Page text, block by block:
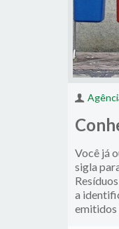
Você já
sigla
a